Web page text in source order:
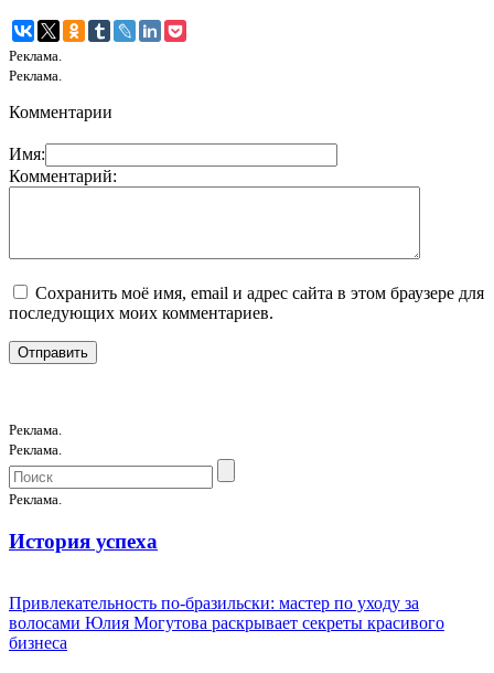
Реклама.
Реклама.
Комментарии
Имя:
Комментарий:
Сохранить моё имя, email и адрес сайта в этом браузере для
последующих моих комментариев.
Реклама.
Реклама.
Реклама.
История успеха
Привлекательность по-бразильски: мастер по уходу за
волосами Юлия Могутова раскрывает секреты красивого
бизнеса